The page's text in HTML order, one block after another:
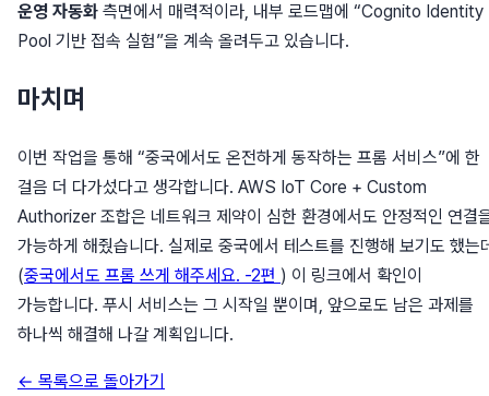
운영 자동화 측면에서 매력적이라, 내부 로드맵에 “Cognito Identity
Pool 기반 접속 실험”을 계속 올려두고 있습니다.
마치며
이번 작업을 통해 “중국에서도 온전하게 동작하는 프롬 서비스”에 한
걸음 더 다가섰다고 생각합니다. AWS IoT Core + Custom
Authorizer 조합은 네트워크 제약이 심한 환경에서도 안정적인 연결
가능하게 해줬습니다. 실제로 중국에서 테스트를 진행해 보기도 했는
(중국에서도 프롬 쓰게 해주세요. -2편 ) 이 링크에서 확인이
가능합니다. 푸시 서비스는 그 시작일 뿐이며, 앞으로도 남은 과제를
하나씩 해결해 나갈 계획입니다.
← 목록으로 돌아가기